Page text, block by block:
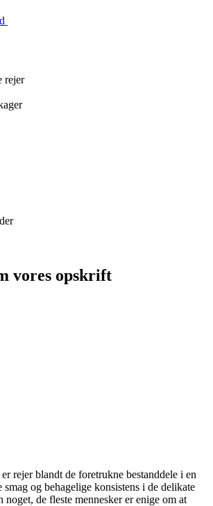
rejer
vores opskrift
rejer blandt de foretrukne bestanddele i en
og behagelige konsistens i de delikate
noget, de fleste mennesker er enige om at